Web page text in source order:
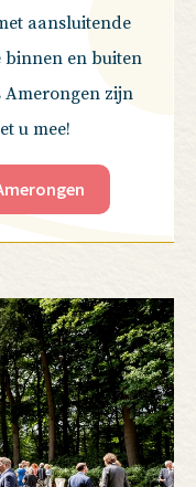
aansluitende
binnen en buiten
zijn
u mee!